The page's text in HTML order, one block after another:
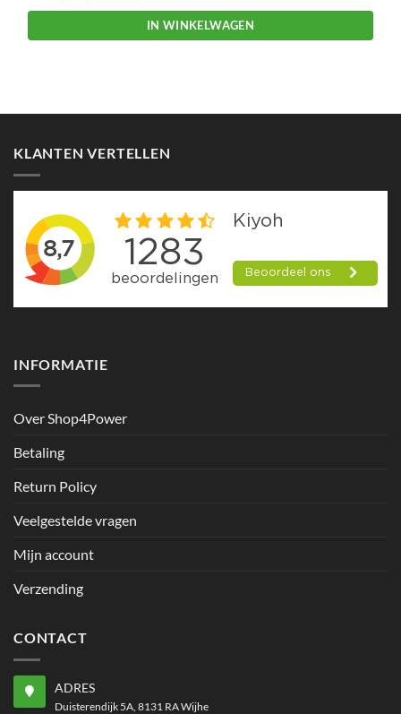
IN WINKELWAGEN
KLANTEN VERTELLEN
INFORMATIE
Over Shop4Power
Betaling
Return Policy
Veelgestelde vragen
Mijn account
Verzending
CONTACT
ADRES
Duisterendijk 5A, 8131 RA Wijhe